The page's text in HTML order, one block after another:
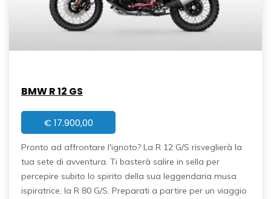
BMW R 12 GS
€17.900,00
Pronto ad affrontare l'ignoto? La R 12 G/S risveglierà la
tua sete di avventura. Ti basterà salire in sella per
percepire subito lo spirito della sua leggendaria musa
ispiratrice, la R 80 G/S. Preparati a partire per un viaggio